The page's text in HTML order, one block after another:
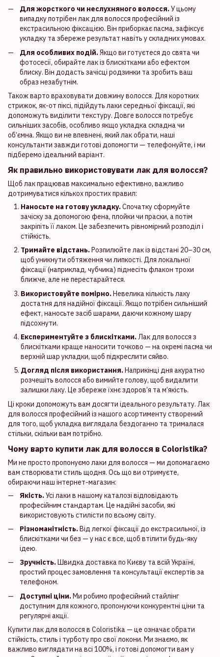
Для жорсткого чи неслухняного волосся.У цьому
випадку потрібен лак для волосся професійний із
екстрасильною фіксацією. Він приборкає пасма, зафіксує
укладку та збереже результат навіть у складних умовах.
Для особливих подій.Якщо ви готуєтеся до свята чи
фотосесії, обирайте лак із блискітками або ефектом
блиску. Він додасть зачісці родзинки та зробить ваш
образ незабутнім.
Також варто враховувати довжину волосся. Для коротких
стрижок, як-от піксі, підійдуть лаки середньої фіксації, які
допоможуть виділити текстуру. Довге волосся потребує
сильніших засобів, особливо якщо укладка складна чи
об’ємна. Якщо ви не впевнені, який лак обрати, наші
консультанти завжди готові допомогти — телефонуйте, і ми
підберемо ідеальний варіант.
Як правильно використовувати лак для волосся?
Щоб лак працював максимально ефективно, важливо
дотримуватися кількох простих правил:
Наносьте на готову укладку.Спочатку сформуйте
зачіску за допомогою фена, плойки чи праски, а потім
закріпіть її лаком. Це забезпечить рівномірний розподіл і
стійкість.
Тримайте відстань.Розпилюйте лак із відстані 20–30 см,
щоб уникнути обтяження чи липкості. Для локальної
фіксації (наприклад, чубчика) піднесіть флакон трохи
ближче, але не перестарайтеся.
Використовуйте помірно.Невелика кількість лаку
достатня для надійної фіксації. Якщо потрібен сильніший
ефект, наносьте засіб шарами, даючи кожному шару
підсохнути.
Експериментуйте з блискітками.Лак для волосся з
блискітками краще наносити точково — на окремі пасма чи
верхній шар укладки, щоб підкреслити сяйво.
Догляд після використання. Наприкінці дня акуратно
розчешіть волосся або вимийте голову, щоб видалити
залишки лаку. Це збереже їхнє здоров’я та м’якість.
Ці кроки допоможуть вам досягти ідеального результату. Лак
для волосся професійний із нашого асортименту створений
для того, щоб укладка виглядала бездоганно та трималася
стільки, скільки вам потрібно.
Чому варто купити лак для волосся в Coloristika?
Ми не просто пропонуємо лаки для волосся — ми допомагаємо
вам створювати стиль щодня. Ось що ви отримуєте,
обираючи наш інтернет-магазин:
Якість.Усі лаки в нашому каталозі відповідають
професійним стандартам. Це надійні засоби, які
використовують стилісти по всьому світу.
Різноманітність.Від легкої фіксації до екстрасильної, із
блискітками чи без — у нас є все, щоб втілити будь-яку
ідею.
Зручність. Швидка доставка по Києву та всій Україні,
простий процес замовлення та консультації експертів за
телефоном.
Доступні ціни.Ми робимо професійний стайлінг
доступним для кожного, пропонуючи конкурентні ціни та
регулярні акції.
Купити лак для волосся в Coloristika — це означає обрати
стійкість, стиль і турботу про свої локони. Ми знаємо, як
важливо виглядати на всі 100%, і готові допомогти вам у